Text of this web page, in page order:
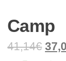
Camp
41,14€